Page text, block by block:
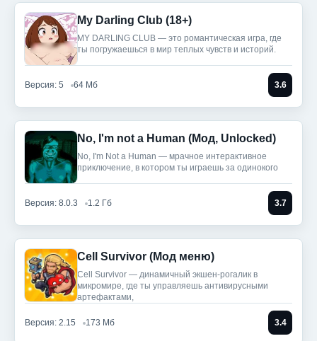
My Darling Club (18+)
MY DARLING CLUB — это романтическая игра, где
ты погружаешься в мир теплых чувств и историй.
Версия: 5 64 Мб 3.6
No, I'm not a Human (Мод, Unlocked)
No, I'm Not a Human — мрачное интерактивное
приключение, в котором ты играешь за одинокого
Версия: 8.0.3 1.2 Гб 3.7
Cell Survivor (Мод меню)
Cell Survivor — динамичный экшен-рогалик в
микромире, где ты управляешь антивирусными
артефактами,
Версия: 2.15 173 Мб 3.4